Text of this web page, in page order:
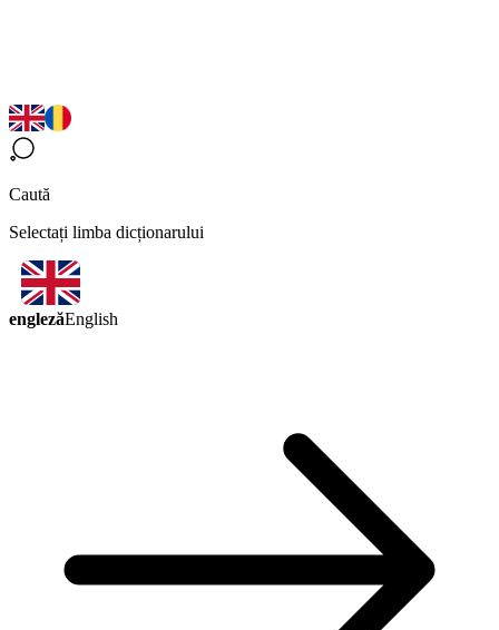
Caută
Selectați limba dicționarului
englezăEnglish